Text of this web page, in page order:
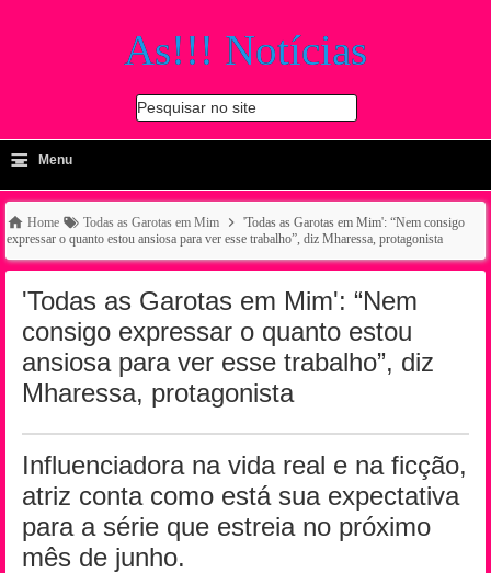
As!!! Notícias
Pesquisar no site
-
≡ Menu
Home Todas as Garotas em Mim
'Todas as Garotas em Mim': “Nem consigo
expressar o quanto estou ansiosa para ver esse trabalho”, diz Mharessa, protagonista
'Todas as Garotas em Mim': “Nem
consigo expressar o quanto estou
ansiosa para ver esse trabalho”, diz
Mharessa, protagonista
Influenciadora na vida real e na ficção,
atriz conta como está sua expectativa
para a série que estreia no próximo
mês de junho.